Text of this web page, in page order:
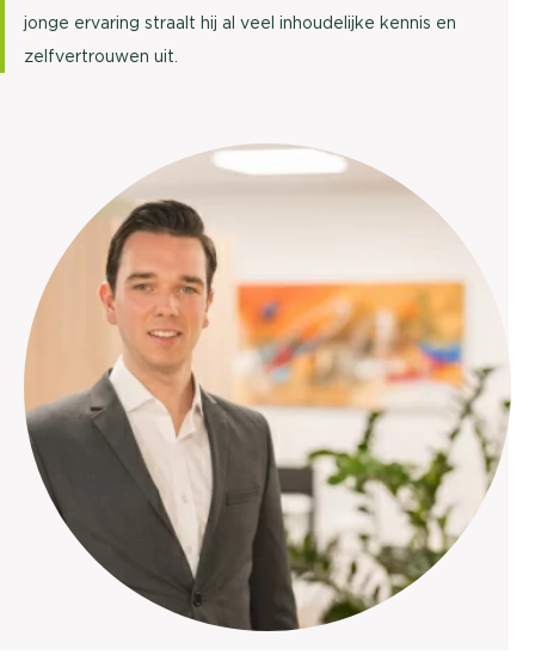
jonge ervaring straalt hij al veel inhoudelijke kennis en
zelfvertrouwen uit.